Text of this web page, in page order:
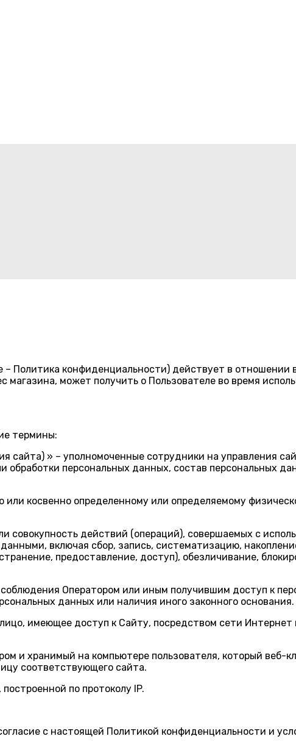
Политика конфиденциальности) действует в отношении
может получить о Пользователе во время
термины:
» – уполномоченные сотрудники на управления
персональных данных, состав персональных
косвенно определенному или определяемому
совокупность действий (операций), совершаемых с
включая сбор, запись, систематизацию,
предоставление, доступ), обезличивание,
Оператором или иным получившим доступ к
данных или наличия иного законного основания.
имеющее доступ к Сайту, посредством сети
и хранимый на компьютере пользователя, который веб-
соответствующего сайта.
по протоколу IP.
с настоящей Политикой конфиденциальности и